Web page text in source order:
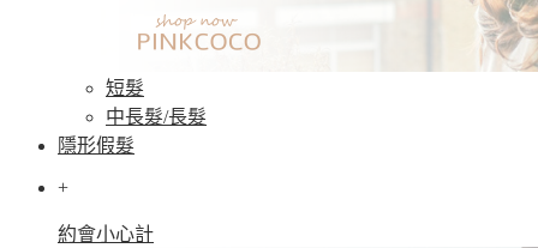
短髮
中長髮/長髮
隱形假髮
+
約會小心計